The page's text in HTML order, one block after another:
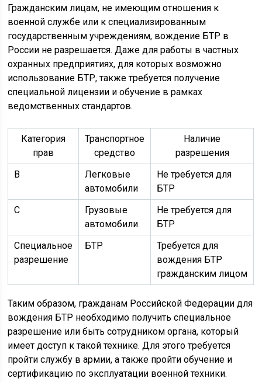
Гражданским лицам, не имеющим отношения к
военной службе или к специализированным
государственным учреждениям, вождение БТР в
России не разрешается. Даже для работы в частных
охранных предприятиях, для которых возможно
использование БТР, также требуется получение
специальной лицензии и обучение в рамках
ведомственных стандартов.
Категория
прав
Транспортное
средство
Наличие
разрешения
B
Легковые
автомобили
Не требуется для
БТР
C
Грузовые
автомобили
Не требуется для
БТР
Специальное
разрешение
БТР
Требуется для
вождения БТР
гражданским лицом
Таким образом, гражданам Российской Федерации для
вождения БТР необходимо получить специальное
разрешение или быть сотрудником органа, который
имеет доступ к такой технике. Для этого требуется
пройти службу в армии, а также пройти обучение и
сертификацию по эксплуатации военной техники.